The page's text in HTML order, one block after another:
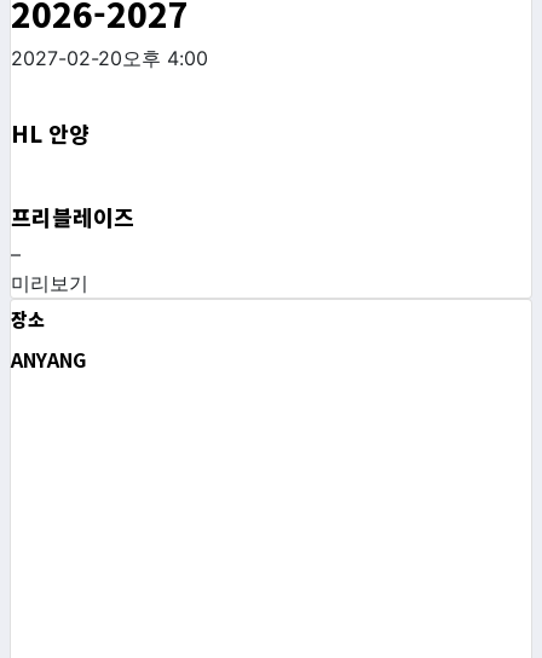
2026-2027
2027-02-20오후 4:00
HL 안양
프리블레이즈
–
미리보기
장소
ANYANG